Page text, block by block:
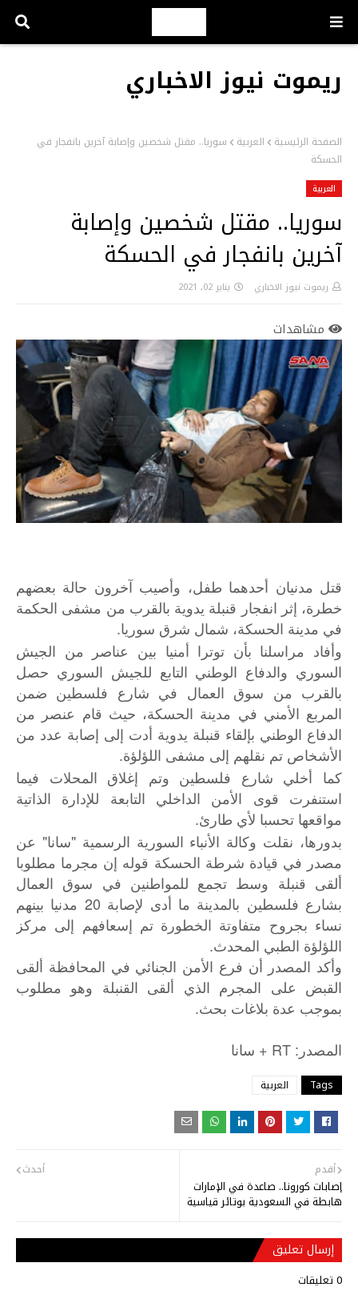
ريموت نيوز الاخباري
الصفحة الرئيسية العربية
سوريا.. مقتل شخصين وإصابة آخرين بانفجار في
الحسكة
العربية
سوريا.. مقتل شخصين وإصابة
آخرين بانفجار في الحسكة
ريموت نيوز الاخباري يناير 02, 2021
مشاهدات
قتل مدنيان أحدهما طفل، وأصيب آخرون حالة بعضهم
خطرة، إثر انفجار قنبلة يدوية بالقرب من مشفى الحكمة
في مدينة الحسكة، شمال شرق سوريا.
وأفاد مراسلنا بأن توترا أمنيا بين عناصر من الجيش
السوري والدفاع الوطني التابع للجيش السوري حصل
بالقرب من سوق العمال في شارع فلسطين ضمن
المربع الأمني في مدينة الحسكة، حيث قام عنصر من
الدفاع الوطني بإلقاء قنبلة يدوية أدت إلى إصابة عدد من
الأشخاص تم نقلهم إلى مشفى اللؤلؤة.
كما أخلي شارع فلسطين وتم إغلاق المحلات فيما
استنفرت قوى الأمن الداخلي التابعة للإدارة الذاتية
مواقعها تحسبا لأي طارئ.
بدورها، نقلت وكالة الأنباء السورية الرسمية "سانا" عن
مصدر في قيادة شرطة الحسكة قوله إن مجرما مطلوبا
ألقى قنبلة وسط تجمع للمواطنين في سوق العمال
بشارع فلسطين بالمدينة ما أدى لإصابة 20 مدنيا بينهم
نساء بجروح متفاوتة الخطورة تم إسعافهم إلى مركز
اللؤلؤة الطبي المحدث.
وأكد المصدر أن فرع الأمن الجنائي في المحافظة ألقى
القبض على المجرم الذي ألقى القنبلة وهو مطلوب
بموجب عدة بلاغات بحث.
المصدر : RT + سانا
Tags العربية
أحدث أقدم
إصابات كورونا.. صاعدة في الإمارات
هابطة في السعودية بوتائر قياسية
إرسال تعليق
0 تعليقات